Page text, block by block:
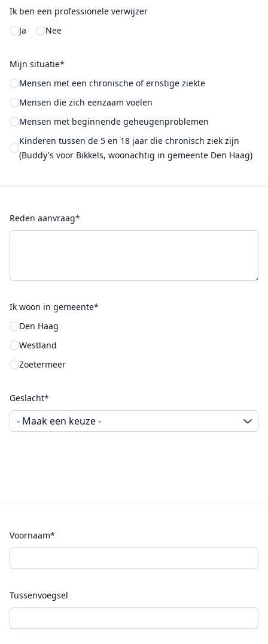
Ik ben een professionele verwijzer
Ja
Nee
Mijn situatie*
Mensen met een chronische of ernstige ziekte
Mensen die zich eenzaam voelen
Mensen met beginnende geheugenproblemen
Kinderen tussen de 5 en 18 jaar die chronisch ziek zijn
(Buddy's voor Bikkels, woonachtig in gemeente Den Haag)
Reden aanvraag*
Ik woon in gemeente*
Den Haag
Westland
Zoetermeer
Geslacht*
Voornaam*
Tussenvoegsel